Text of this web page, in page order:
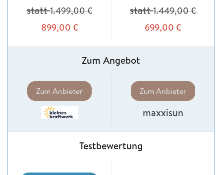
statt1.499,00€
899,00 €
statt1.449,00€
699,00 €
Zum Angebot
Zum Anbieter Zum Anbieter
maxxisun
Testbewertung